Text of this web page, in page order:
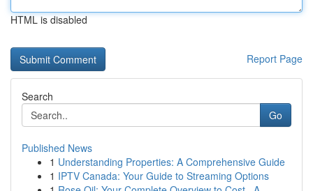
HTML is disabled
Report Page
Search
Go
Published News
1 Understanding Properties: A Comprehensive Guide
1 IPTV Canada: Your Guide to Streaming Options